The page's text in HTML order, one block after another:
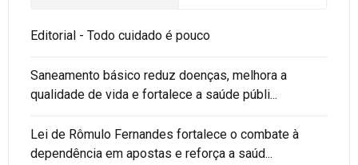
Editorial - Todo cuidado é pouco
Saneamento básico reduz doenças, melhora a
qualidade de vida e fortalece a saúde públi...
Lei de Rômulo Fernandes fortalece o combate à
dependência em apostas e reforça a saúd...